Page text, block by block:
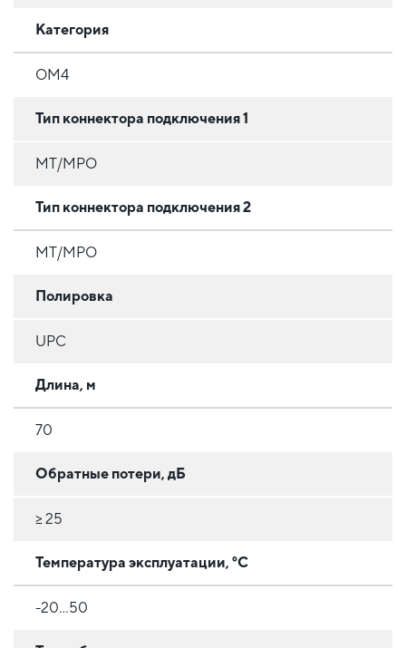
Категория
OM4
Тип коннектора подключения 1
MT/MPO
Тип коннектора подключения 2
MT/MPO
Полировка
UPC
Длина, м
70
Обратные потери, дБ
≥ 25
Температура эксплуатации, °C
-20...50